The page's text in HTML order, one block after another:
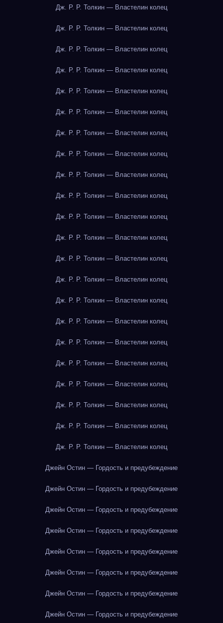
Дж. Р. Р. Толкин — Властелин колец
Дж. Р. Р. Толкин — Властелин колец
Дж. Р. Р. Толкин — Властелин колец
Дж. Р. Р. Толкин — Властелин колец
Дж. Р. Р. Толкин — Властелин колец
Дж. Р. Р. Толкин — Властелин колец
Дж. Р. Р. Толкин — Властелин колец
Дж. Р. Р. Толкин — Властелин колец
Дж. Р. Р. Толкин — Властелин колец
Дж. Р. Р. Толкин — Властелин колец
Дж. Р. Р. Толкин — Властелин колец
Дж. Р. Р. Толкин — Властелин колец
Дж. Р. Р. Толкин — Властелин колец
Дж. Р. Р. Толкин — Властелин колец
Дж. Р. Р. Толкин — Властелин колец
Дж. Р. Р. Толкин — Властелин колец
Дж. Р. Р. Толкин — Властелин колец
Дж. Р. Р. Толкин — Властелин колец
Дж. Р. Р. Толкин — Властелин колец
Дж. Р. Р. Толкин — Властелин колец
Дж. Р. Р. Толкин — Властелин колец
Дж. Р. Р. Толкин — Властелин колец
Джейн Остин — Гордость и предубеждение
Джейн Остин — Гордость и предубеждение
Джейн Остин — Гордость и предубеждение
Джейн Остин — Гордость и предубеждение
Джейн Остин — Гордость и предубеждение
Джейн Остин — Гордость и предубеждение
Джейн Остин — Гордость и предубеждение
Джейн Остин — Гордость и предубеждение